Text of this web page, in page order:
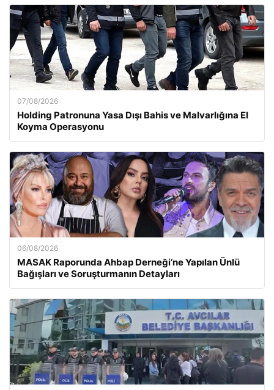
07/08/2026
Holding Patronuna Yasa Dışı Bahis ve Malvarlığına El
Koyma Operasyonu
06/08/2026
MASAK Raporunda Ahbap Derneği’ne Yapılan Ünlü
Bağışları ve Soruşturmanın Detayları